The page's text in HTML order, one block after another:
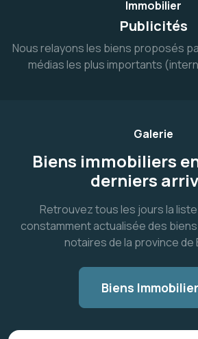
Immobilier
Publicités
Nous relayons les biens proposés
médias les plus importants
Galerie
Biens immobiliers
derniers
Retrouvez tous les jours la
constamment actualisée des
notaires de la province de
Biens